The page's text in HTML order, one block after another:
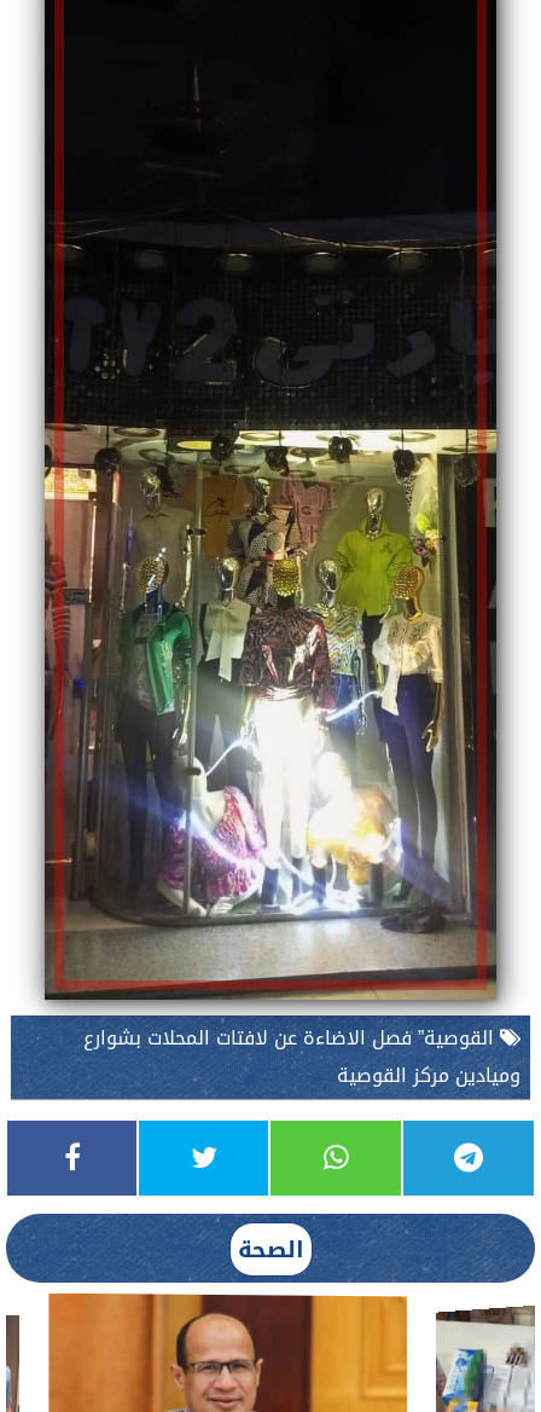
القوصية” فصل الاضاءة عن لافتات المحلات بشوارع
وميادين مركز القوصية
الصحة